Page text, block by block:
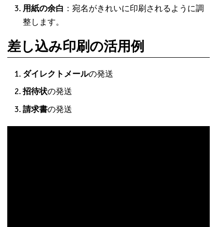
用紙の余白 ：宛名がきれいに印刷されるように調
整します。
差し込み印刷の活用例
ダイレクトメールの発送
招待状の発送
請求書の発送